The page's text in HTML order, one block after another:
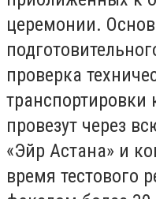
церемонии.
проверка
транспортировки
провезут через
«Эйр Астана» и
время тестового